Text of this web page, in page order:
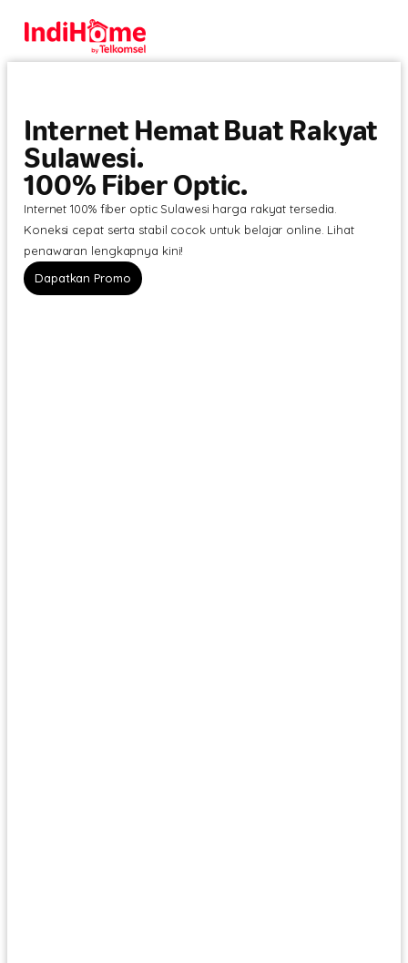
Internet Hemat Buat Rakyat
Sulawesi.
100% Fiber Optic.
Internet 100% fiber optic Sulawesi harga rakyat tersedia.
Koneksi cepat serta stabil cocok untuk belajar online. Lihat
penawaran lengkapnya kini!
Dapatkan Promo